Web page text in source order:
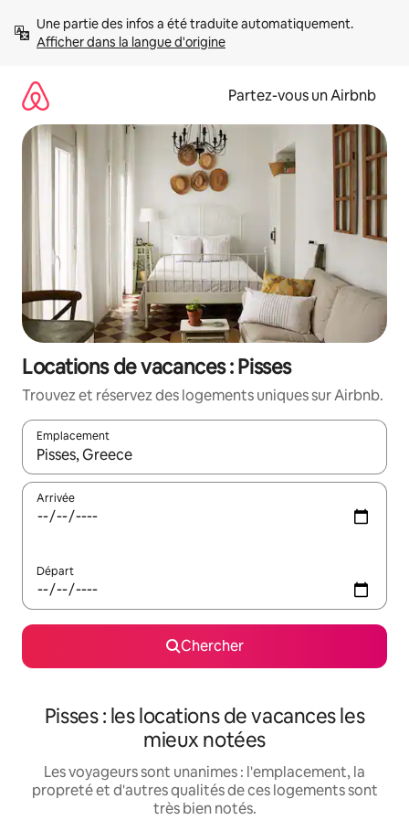
directement
Afficher dans la langue d'origine
Partez-vous un Airbnb
Locations de vacances : Pisses
Trouvez et réservez des logements uniques sur Airbnb.
Emplacement
Quand les résultats sont affichés, parcourez-les en utilisant
Arrivée
Départ
Chercher
Pisses : les locations de vacances les
mieux notées
Les voyageurs sont unanimes : l'emplacement, la
propreté et d'autres qualités de ces logements sont
très bien notés.